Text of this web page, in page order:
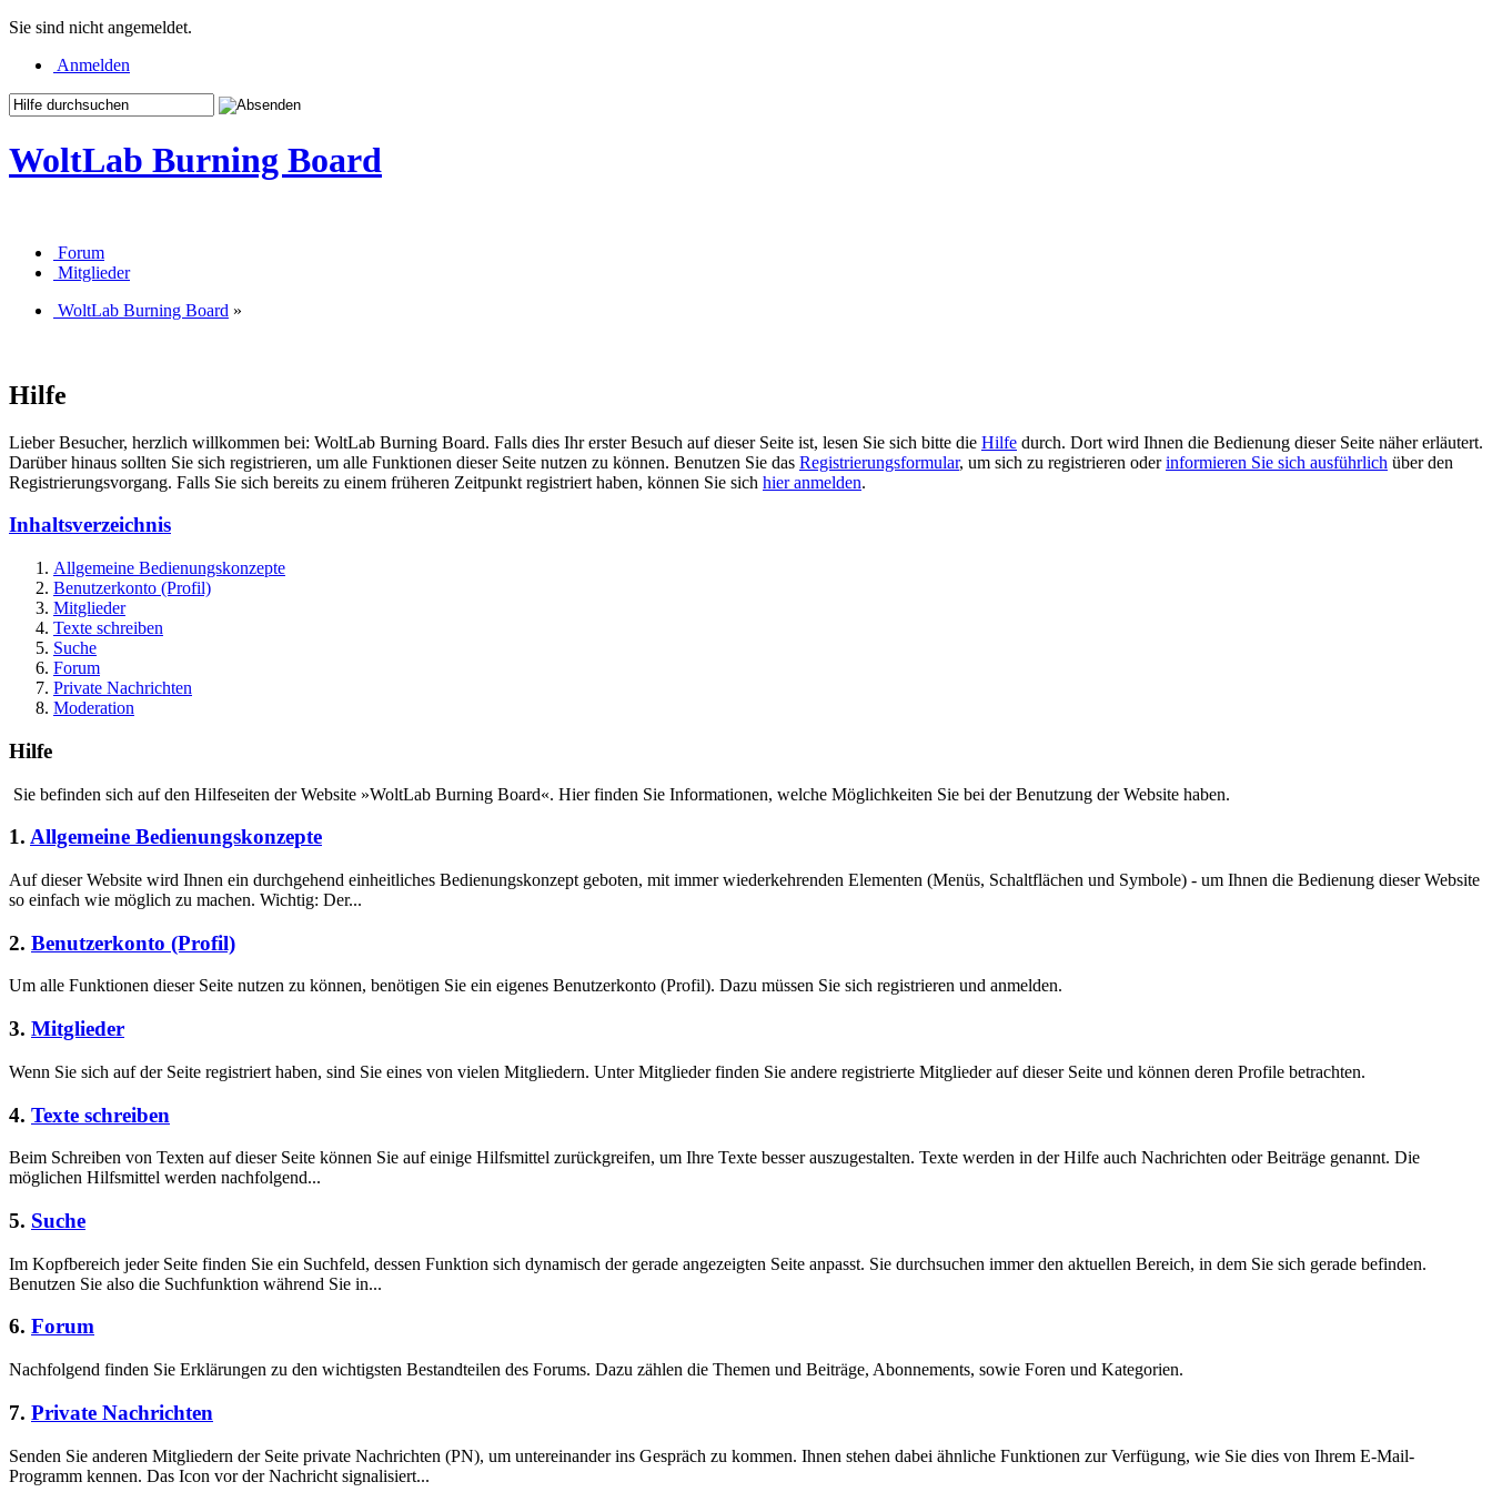
Sie sind nicht angemeldet.
Anmelden
WoltLab Burning Board
Forum
Mitglieder
WoltLab Burning Board »
Hilfe
Lieber Besucher, herzlich willkommen bei: WoltLab Burning Board. Falls dies Ihr erster Besuch auf dieser Seite ist, lesen Sie sich bitte die Hilfe durch. Dort wird Ihnen die Bedienung dieser Seite näher erläutert.
Darüber hinaus sollten Sie sich registrieren, um alle Funktionen dieser Seite nutzen zu können. Benutzen Sie das Registrierungsformular, um sich zu registrieren oderinformieren Sie sich ausführlich über den
Registrierungsvorgang. Falls Sie sich bereits zu einem früheren Zeitpunkt registriert haben, können Sie sich hier anmelden.
Inhaltsverzeichnis
Allgemeine Bedienungskonzepte
Benutzerkonto (Profil)
Mitglieder
Texte schreiben
Suche
Forum
Private Nachrichten
Moderation
Hilfe
Sie befinden sich auf den Hilfeseiten der Website »WoltLab Burning Board«. Hier finden Sie Informationen, welche Möglichkeiten Sie bei der Benutzung der Website haben.
1. Allgemeine Bedienungskonzepte
Auf dieser Website wird Ihnen ein durchgehend einheitliches Bedienungskonzept geboten, mit immer wiederkehrenden Elementen (Menüs, Schaltflächen und Symbole) - um Ihnen die Bedienung dieser Website
so einfach wie möglich zu machen. Wichtig: Der...
2. Benutzerkonto (Profil)
Um alle Funktionen dieser Seite nutzen zu können, benötigen Sie ein eigenes Benutzerkonto (Profil). Dazu müssen Sie sich registrieren und anmelden.
3. Mitglieder
Wenn Sie sich auf der Seite registriert haben, sind Sie eines von vielen Mitgliedern. Unter Mitglieder finden Sie andere registrierte Mitglieder auf dieser Seite und können deren Profile betrachten.
4. Texte schreiben
Beim Schreiben von Texten auf dieser Seite können Sie auf einige Hilfsmittel zurückgreifen, um Ihre Texte besser auszugestalten. Texte werden in der Hilfe auch Nachrichten oder Beiträge genannt. Die
möglichen Hilfsmittel werden nachfolgend...
5. Suche
Im Kopfbereich jeder Seite finden Sie ein Suchfeld, dessen Funktion sich dynamisch der gerade angezeigten Seite anpasst. Sie durchsuchen immer den aktuellen Bereich, in dem Sie sich gerade befinden.
Benutzen Sie also die Suchfunktion während Sie in...
6. Forum
Nachfolgend finden Sie Erklärungen zu den wichtigsten Bestandteilen des Forums. Dazu zählen die Themen und Beiträge, Abonnements, sowie Foren und Kategorien.
7. Private Nachrichten
Senden Sie anderen Mitgliedern der Seite private Nachrichten (PN), um untereinander ins Gespräch zu kommen. Ihnen stehen dabei ähnliche Funktionen zur Verfügung, wie Sie dies von Ihrem E-Mail-
Programm kennen. Das Icon vor der Nachricht signalisiert...